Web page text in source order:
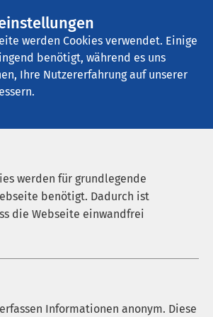
werden Cookies verwendet. Einige
benötigt, während es uns
Ihre Nutzererfahrung auf unserer
werden für grundlegende
benötigt. Dadurch ist
die Webseite einwandfrei
Informationen anonym. Diese
Klinikum Eutin
AMEOS
AMEOS Klinikum Fehmarn
Middelburg
Versorgung